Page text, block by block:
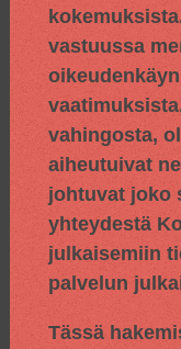
vastuussa
vahingosta,
aiheutuivat
johtuvat joko
yhteydestä
julkaisemiin
palvelun
Tässä